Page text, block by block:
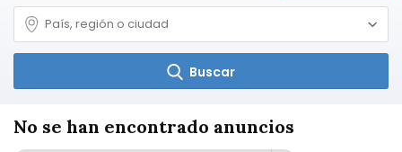
Buscar
No se han encontrado anuncios